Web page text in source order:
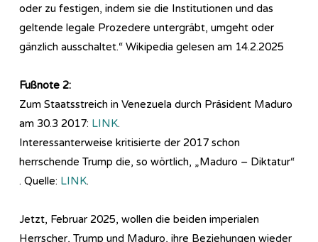
oder zu festigen, indem sie die Institutionen und das
geltende legale Prozedere untergräbt, umgeht oder
gänzlich ausschaltet.“ Wikipedia gelesen am 14.2.2025
Fußnote 2:
Zum Staatsstreich in Venezuela durch Präsident Maduro
am 30.3 2017: LINK.
Interessanterweise kritisierte der 2017 schon
herrschende Trump die, so wörtlich, „Maduro – Diktatur“
. Quelle: LINK.
Jetzt, Februar 2025, wollen die beiden imperialen
Herrscher, Trump und Maduro, ihre Beziehungen wieder